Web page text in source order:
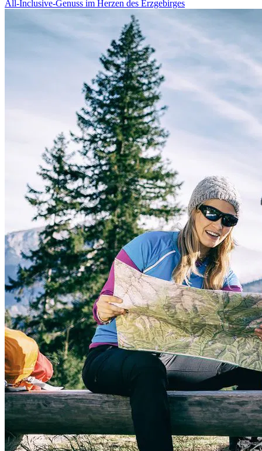
All-Inclusive-Genuss im Herzen des Erzgebirges